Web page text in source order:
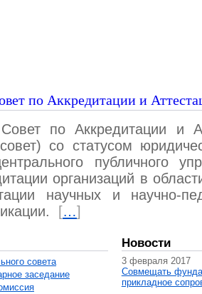
по Аккредитации и
по Аккредитации и
со статусом
публичного
организаций в
научных и научно-
[…]
совета
заседание
Новости
3 февраля 2017
Совмещать
прикладное